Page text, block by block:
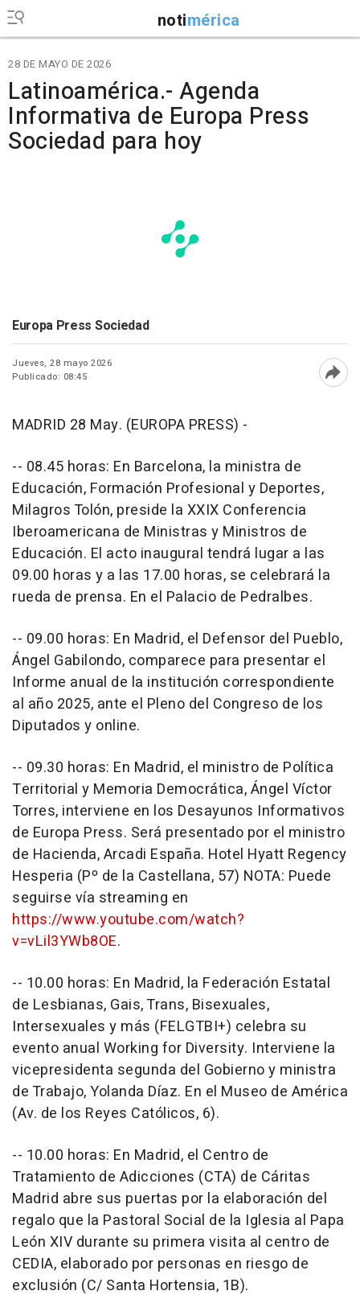
notimérica
28 DE MAYO DE 2026
Latinoamérica.- Agenda
Informativa de Europa Press
Sociedad para hoy
Europa Press Sociedad
Jueves, 28 mayo 2026
Publicado: 08:45
MADRID 28 May. (EUROPA PRESS) -
-- 08.45 horas: En Barcelona, la ministra de
Educación, Formación Profesional y Deportes,
Milagros Tolón, preside la XXIX Conferencia
Iberoamericana de Ministras y Ministros de
Educación. El acto inaugural tendrá lugar a las
09.00 horas y a las 17.00 horas, se celebrará la
rueda de prensa. En el Palacio de Pedralbes.
-- 09.00 horas: En Madrid, el Defensor del Pueblo,
Ángel Gabilondo, comparece para presentar el
Informe anual de la institución correspondiente
al año 2025, ante el Pleno del Congreso de los
Diputados y online.
-- 09.30 horas: En Madrid, el ministro de Política
Territorial y Memoria Democrática, Ángel Víctor
Torres, interviene en los Desayunos Informativos
de Europa Press. Será presentado por el ministro
de Hacienda, Arcadi España. Hotel Hyatt Regency
Hesperia (Pº de la Castellana, 57) NOTA: Puede
seguirse vía streaming en
https://www.youtube.com/watch?
v=vLil3YWb8OE.
-- 10.00 horas: En Madrid, la Federación Estatal
de Lesbianas, Gais, Trans, Bisexuales,
Intersexuales y más (FELGTBI+) celebra su
evento anual Working for Diversity. Interviene la
vicepresidenta segunda del Gobierno y ministra
de Trabajo, Yolanda Díaz. En el Museo de América
(Av. de los Reyes Católicos, 6).
-- 10.00 horas: En Madrid, el Centro de
Tratamiento de Adicciones (CTA) de Cáritas
Madrid abre sus puertas por la elaboración del
regalo que la Pastoral Social de la Iglesia al Papa
León XIV durante su primera visita al centro de
CEDIA, elaborado por personas en riesgo de
exclusión (C/ Santa Hortensia, 1B).